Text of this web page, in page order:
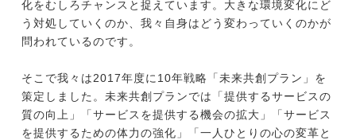
化をむしろチャンスと捉えています。大きな環境変化にど
う対処していくのか、我々自身はどう変わっていくのかが
問われているのです。
そこで我々は2017年度に10年戦略「未来共創プラン」を
策定しました。未来共創プランでは「提供するサービスの
質の向上」「サービスを提供する機会の拡大」「サービス
を提供するための体力の強化」「一人ひとりの心の変革と